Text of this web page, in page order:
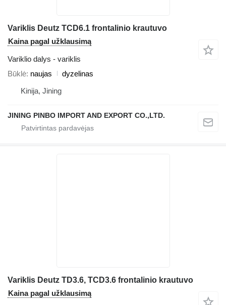
Variklis Deutz TCD6.1 frontalinio krautuvo
Kaina pagal užklausimą
Variklio dalys - variklis
Būklė naujas
dyzelinas
Kinija, Jining
JINING PINBO IMPORT AND EXPORT CO.,LTD.
Variklis Deutz TD3.6, TCD3.6 frontalinio krautuvo
Kaina pagal užklausimą